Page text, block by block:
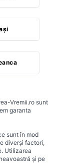
Vremii.ro sunt
garanta
sunt în mod
diverși factori,
Utilizarea
și pe